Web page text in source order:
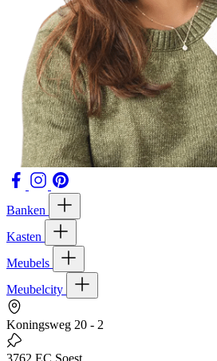
Banken
Kasten
Meubels
Meubelcity
Koningsweg 20 - 2